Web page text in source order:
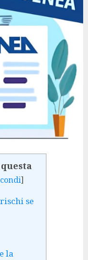
]
se
la